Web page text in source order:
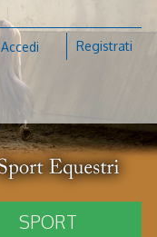
Accedi Registrati
SPORT